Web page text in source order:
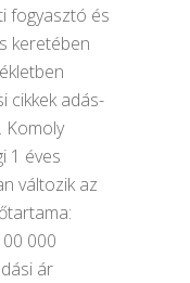
fogyasztó és
keretében
cikkek adás-
Komoly
1 éves
változik az
000
ár